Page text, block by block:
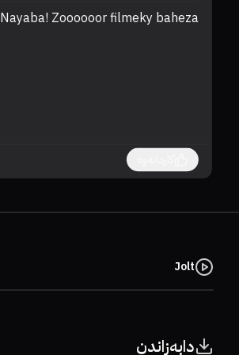
Nayaba! Zoooooor filmeky baheza!
Jolt
دابەزاندن